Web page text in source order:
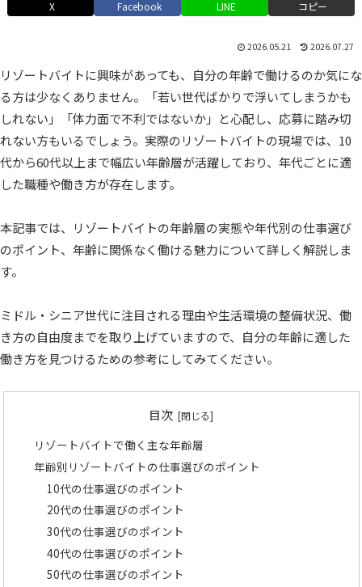
X Facebook LINE コピー
2026.05.21 2026.07.27
リゾートバイトに興味があっても、自分の年齢で働けるのか気にな
る方は少なくありません。「若い世代ばかりで浮いてしまうかも
しれない」「体力面で不利ではないか」と心配し、応募に踏み切
れない方もいるでしょう。実際のリゾートバイトの現場では、10
代から60代以上まで幅広い年齢層が活躍しており、年代ごとに適
した職種や働き方が存在します。
本記事では、リゾートバイトの年齢層の実態や年代別の仕事選び
のポイント、年齢に関係なく働ける魅力について詳しく解説しま
す。
ミドル・シニア世代に注目される理由や生活環境の整備状況、働
き方の自由度までを取り上げていますので、自分の年齢に適した
働き方を見つけるための参考にしてみてください。
目次
リゾートバイトで働く主な年齢層
年齢別リゾートバイトの仕事選びのポイント
10代の仕事選びのポイント
20代の仕事選びのポイント
30代の仕事選びのポイント
40代の仕事選びのポイント
50代の仕事選びのポイント